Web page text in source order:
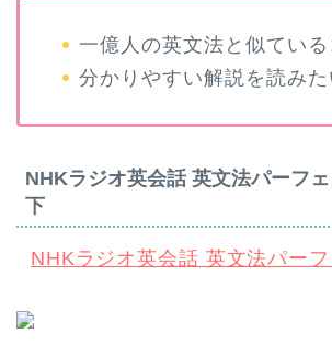
一億人の英文法と似ている
分かりやすい解説を読み
NHKラジオ英会話 英文法パーフェ
下
NHKラジオ英会話 英文法パー